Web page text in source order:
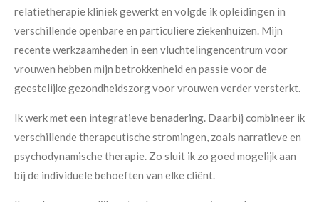
relatietherapie kliniek gewerkt en volgde ik opleidingen in
verschillende openbare en particuliere ziekenhuizen. Mijn
recente werkzaamheden in een vluchtelingencentrum voor
vrouwen hebben mijn betrokkenheid en passie voor de
geestelijke gezondheidszorg voor vrouwen verder versterkt.
Ik werk met een integratieve benadering. Daarbij combineer ik
verschillende therapeutische stromingen, zoals narratieve en
psychodynamische therapie. Zo sluit ik zo goed mogelijk aan
bij de individuele behoeften van elke cliënt.